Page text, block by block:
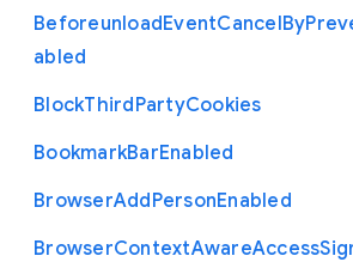
BeforeunloadEventCancelBy
abled
BlockThirdPartyCookies
BookmarkBarEnabled
BrowserAddPersonEnabled
BrowserContextAwareAccess